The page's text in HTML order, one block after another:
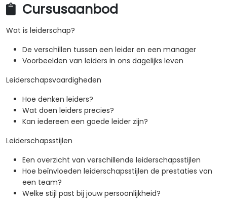
Cursusaanbod
Wat is leiderschap?
De verschillen tussen een leider en een manager
Voorbeelden van leiders in ons dagelijks leven
Leiderschapsvaardigheden
Hoe denken leiders?
Wat doen leiders precies?
Kan iedereen een goede leider zijn?
Leiderschapsstijlen
Een overzicht van verschillende leiderschapsstijlen
Hoe beïnvloeden leiderschapsstijlen de prestaties van
een team?
Welke stijl past bij jouw persoonlijkheid?